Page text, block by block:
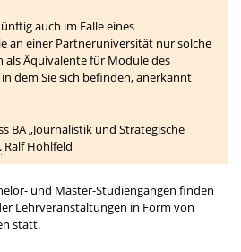
auch im Falle eines
an einer Partneruniversität nur solche
als Äquivalente für Module des
dem Sie sich befinden, anerkannt
BA „Journalistik und Strategische
Ralf Hohlfeld
und Master-Studiengängen finden
Lehrveranstaltungen in Form von
statt.